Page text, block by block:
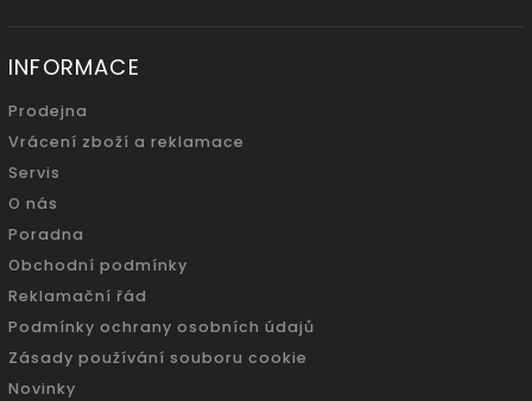
INFORMACE
Prodejna
Vrácení zboží a reklamace
Servis
O nás
Poradna
Obchodní podmínky
Reklamační řád
Podmínky ochrany osobních údajů
Zásady používání souboru cookie
Novinky